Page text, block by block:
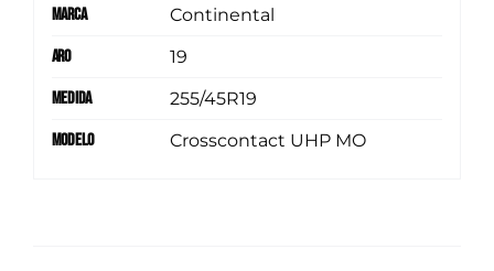
Marca
Continental
Aro
19
Medida
255/45R19
Modelo
Crosscontact UHP MO